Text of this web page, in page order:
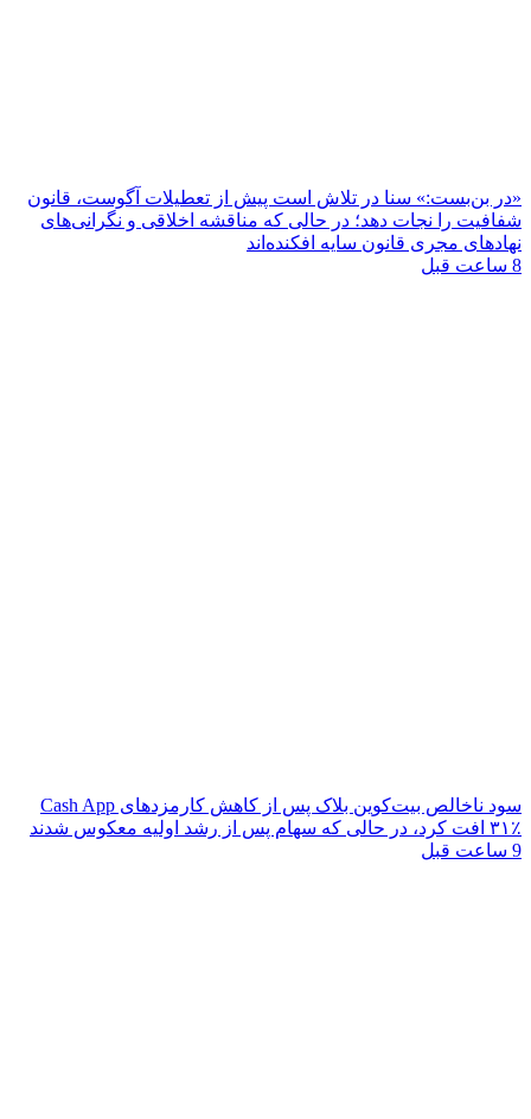
«در بن‌بست:» سنا در تلاش است پیش از تعطیلات آگوست، قانون
شفافیت را نجات دهد؛ در حالی که مناقشه اخلاقی و نگرانی‌های
نهادهای مجری قانون سایه افکنده‌اند
8 ساعت قبل
سود ناخالص بیت‌کوین بلاک پس از کاهش کارمزدهای Cash App
۳۱٪ افت کرد، در حالی که سهام پس از رشد اولیه معکوس شدند
9 ساعت قبل